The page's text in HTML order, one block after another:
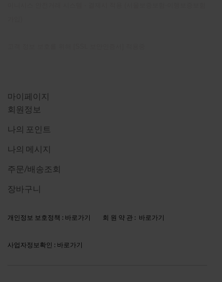
마이페이지
회원정보
나의 포인트
나의 메시지
주문/배송조회
장바구니
개인정보 보호정책 : 바로가기 회 원 약 관 : 바로가기
사업자정보확인 : 바로가기